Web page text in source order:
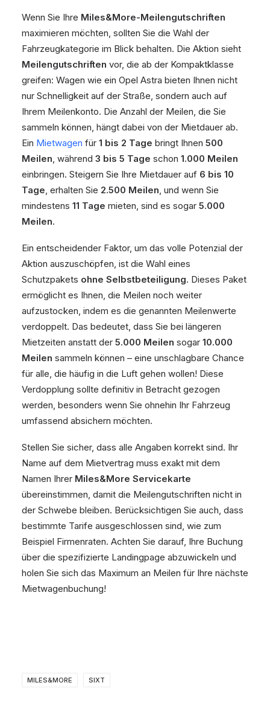
Wenn Sie Ihre Miles&More-Meilengutschriften
maximieren möchten, sollten Sie die Wahl der
Fahrzeugkategorie im Blick behalten. Die Aktion sieht
Meilengutschriften vor, die ab der Kompaktklasse
greifen: Wagen wie ein Opel Astra bieten Ihnen nicht
nur Schnelligkeit auf der Straße, sondern auch auf
Ihrem Meilenkonto. Die Anzahl der Meilen, die Sie
sammeln können, hängt dabei von der Mietdauer ab.
Ein Mietwagen für 1 bis 2 Tage bringt Ihnen 500
Meilen, während 3 bis 5 Tage schon 1.000 Meilen
einbringen. Steigern Sie Ihre Mietdauer auf 6 bis 10
Tage, erhalten Sie 2.500 Meilen, und wenn Sie
mindestens 11 Tage mieten, sind es sogar 5.000
Meilen.
Ein entscheidender Faktor, um das volle Potenzial der
Aktion auszuschöpfen, ist die Wahl eines
Schutzpakets ohne Selbstbeteiligung. Dieses Paket
ermöglicht es Ihnen, die Meilen noch weiter
aufzustocken, indem es die genannten Meilenwerte
verdoppelt. Das bedeutet, dass Sie bei längeren
Mietzeiten anstatt der 5.000 Meilen sogar 10.000
Meilen sammeln können – eine unschlagbare Chance
für alle, die häufig in die Luft gehen wollen! Diese
Verdopplung sollte definitiv in Betracht gezogen
werden, besonders wenn Sie ohnehin Ihr Fahrzeug
umfassend absichern möchten.
Stellen Sie sicher, dass alle Angaben korrekt sind. Ihr
Name auf dem Mietvertrag muss exakt mit dem
Namen Ihrer Miles&More Servicekarte
übereinstimmen, damit die Meilengutschriften nicht in
der Schwebe bleiben. Berücksichtigen Sie auch, dass
bestimmte Tarife ausgeschlossen sind, wie zum
Beispiel Firmenraten. Achten Sie darauf, Ihre Buchung
über die spezifizierte Landingpage abzuwickeln und
holen Sie sich das Maximum an Meilen für Ihre nächste
Mietwagenbuchung!
MILES&MORE SIXT